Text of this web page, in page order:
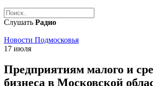
Слушать Радио
Новости Подмосковья
17 июля
Предприятиям малого и
бизнеса в Московской